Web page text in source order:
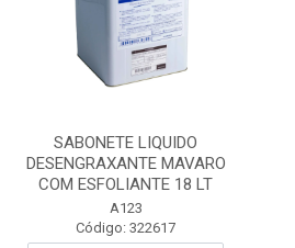
SABONETE LIQUIDO
DESENGRAXANTE MAVARO
COM ESFOLIANTE 18 LT
A123
Código: 322617